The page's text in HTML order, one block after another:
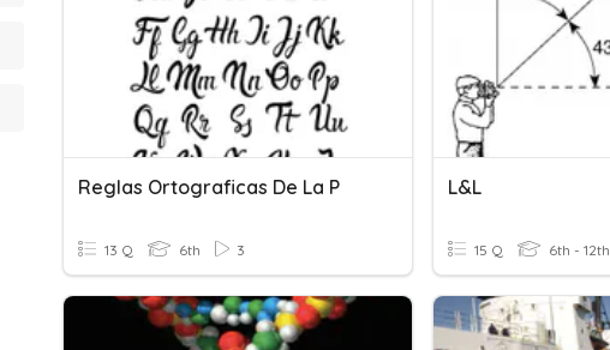
Reglas Ortograficas De La P
13 Q 6th 3
L&L
15 Q 6th - 12th